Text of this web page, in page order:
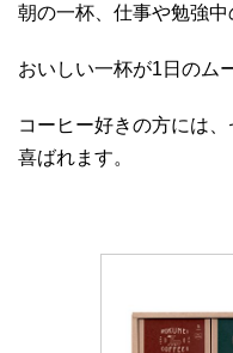
朝の一杯、仕事や勉強中
おいしい一杯が1日のム
コーヒー好きの方には
喜ばれます。